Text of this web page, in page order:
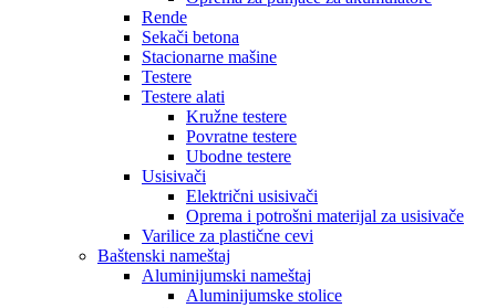
Rende
Sekači betona
Stacionarne mašine
Testere
Testere alati
Kružne testere
Povratne testere
Ubodne testere
Usisivači
Električni usisivači
Oprema i potrošni materijal za usisivače
Varilice za plastične cevi
Baštenski nameštaj
Aluminijumski nameštaj
Aluminijumske stolice